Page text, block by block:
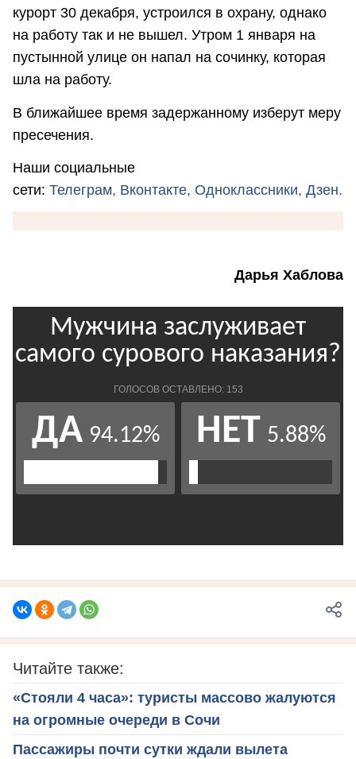
курорт 30 декабря, устроился в охрану, однако
на работу так и не вышел. Утром 1 января на
пустынной улице он напал на сочинку, которая
шла на работу.
В ближайшее время задержанному изберут меру
пресечения.
Наши социальные
сети: Телеграм, Вконтакте, Одноклассники, Дзен.
Дарья Хаблова
Читайте также:
«Стояли 4 часа»: туристы массово жалуются
на огромные очереди в Сочи
Пассажиры почти сутки ждали вылета